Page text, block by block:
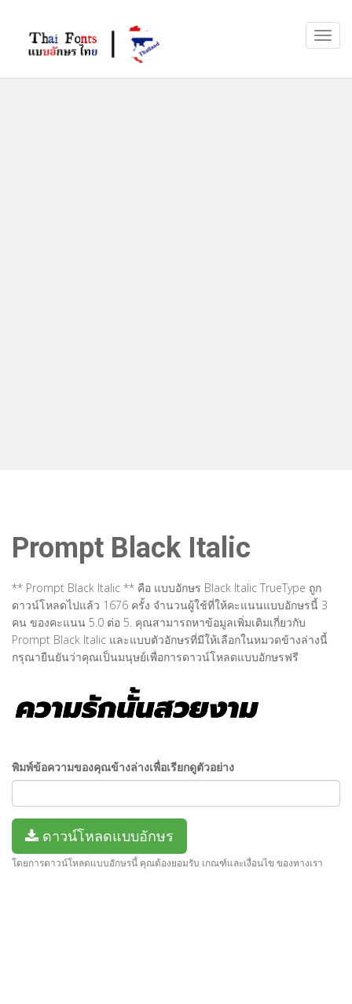
Prompt Black Italic
** Prompt Black Italic ** คือ แบบอักษร Black Italic TrueType ถูก
ดาวน์โหลดไปแล้ว 1676 ครั้ง จำนวนผู้ใช้ที่ให้คะแนนแบบอักษรนี้ 3
คน ของคะแนน 5.0 ต่อ 5. คุณสามารถหาข้อมูลเพิ่มเติมเกี่ยวกับ
Prompt Black Italic และแบบตัวอักษรที่มีให้เลือกในหมวดข้างล่างนี้
กรุณายืนยันว่าคุณเป็นมนุษย์เพื่อการดาวน์โหลดแบบอักษรฟรี
พิมพ์ข้อความของคุณข้างล่างเพื่อเรียกดูตัวอย่าง
ดาวน์โหลดแบบอักษร
โดยการดาวน์โหลดแบบอักษรนี้ คุณต้องยอมรับ เกณฑ์และเงื่อนไข ของทางเรา